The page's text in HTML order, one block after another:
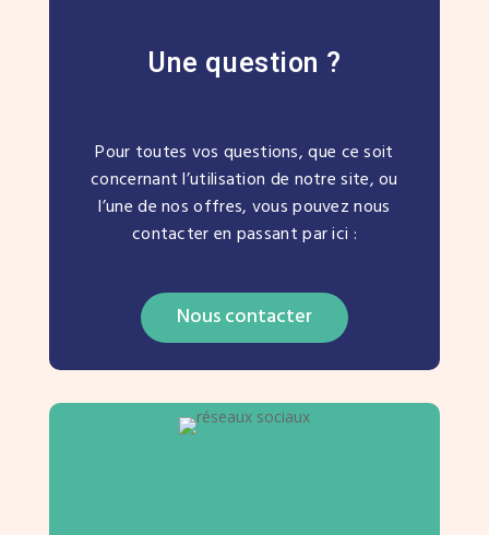
Une question ?
Pour toutes vos questions, que ce soit
concernant l’utilisation de notre site, ou
l’une de nos offres, vous pouvez nous
contacter en passant par ici :
Nous contacter